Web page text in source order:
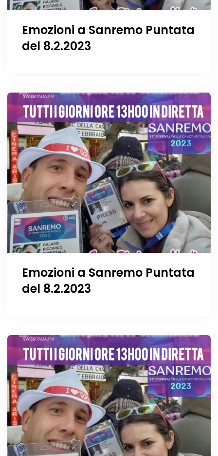
Emozioni a Sanremo Puntata
del 8.2.2023
Emozioni a Sanremo Puntata
del 8.2.2023